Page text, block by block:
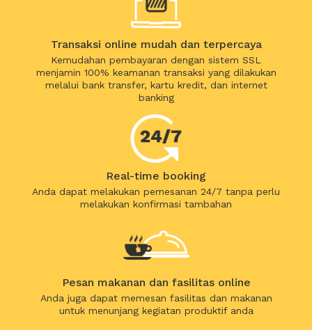
Transaksi online mudah dan terpercaya
Kemudahan pembayaran dengan sistem SSL
menjamin 100% keamanan transaksi yang dilakukan
melalui bank transfer, kartu kredit, dan internet
banking
Real-time booking
Anda dapat melakukan pemesanan 24/7 tanpa perlu
melakukan konfirmasi tambahan
Pesan makanan dan fasilitas online
Anda juga dapat memesan fasilitas dan makanan
untuk menunjang kegiatan produktif anda